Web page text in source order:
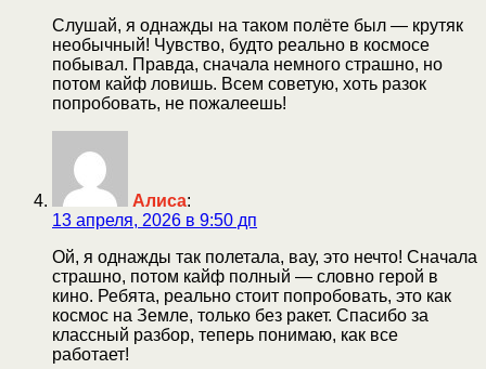
Слушай, я однажды на таком полёте был — крутяк
необычный! Чувство, будто реально в космосе
побывал. Правда, сначала немного страшно, но
потом кайф ловишь. Всем советую, хоть разок
попробовать, не пожалеешь!
Алиса:
13 апреля, 2026 в 9:50 дп
Ой, я однажды так полетала, вау, это нечто! Сначала
страшно, потом кайф полный — словно герой в
кино. Ребята, реально стоит попробовать, это как
космос на Земле, только без ракет. Спасибо за
классный разбор, теперь понимаю, как все
работает!